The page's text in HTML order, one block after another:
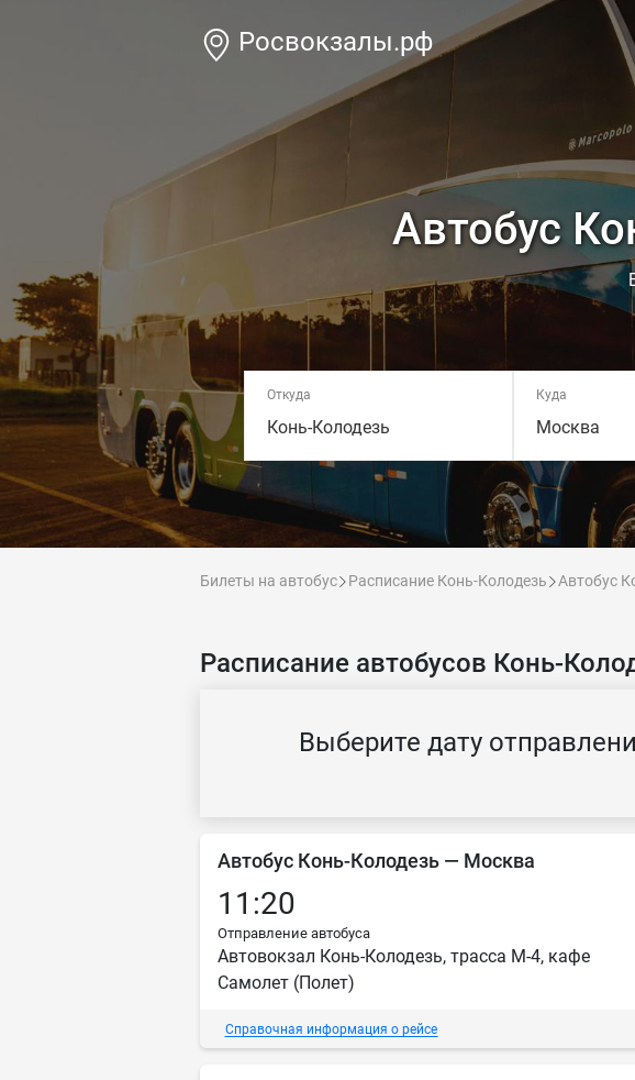
Росвокзалы.рф
Автобус
Откуда
Конь-Колодезь
Куда
Москва
Билеты на автобус Расписание Конь-Колодезь Автобус
Расписание автобусов Конь-
Выберите дату
Автобус Конь-Колодезь — Москва
11:20
Отправление автобуса
Автовокзал Конь-Колодезь, трасса М-4, кафе
Самолет (Полет)
Справочная информация о рейсе